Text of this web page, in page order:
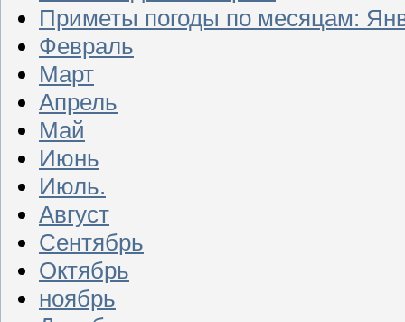
Приметы погоды по месяцам:
Февраль
Март
Апрель
Май
Июнь
Июль.
Август
Сентябрь
Октябрь
ноябрь